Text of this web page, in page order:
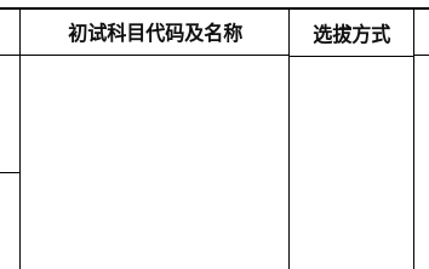
初试科目代码及名称 选拔方式